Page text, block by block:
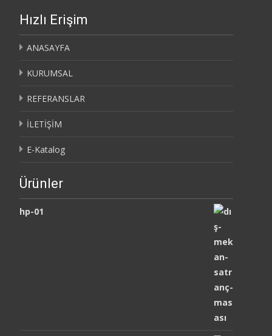
Hızlı Erişim
ANASAYFA
KURUMSAL
REFERANSLAR
İLETİŞİM
E-Katalog
Ürünler
hp-01